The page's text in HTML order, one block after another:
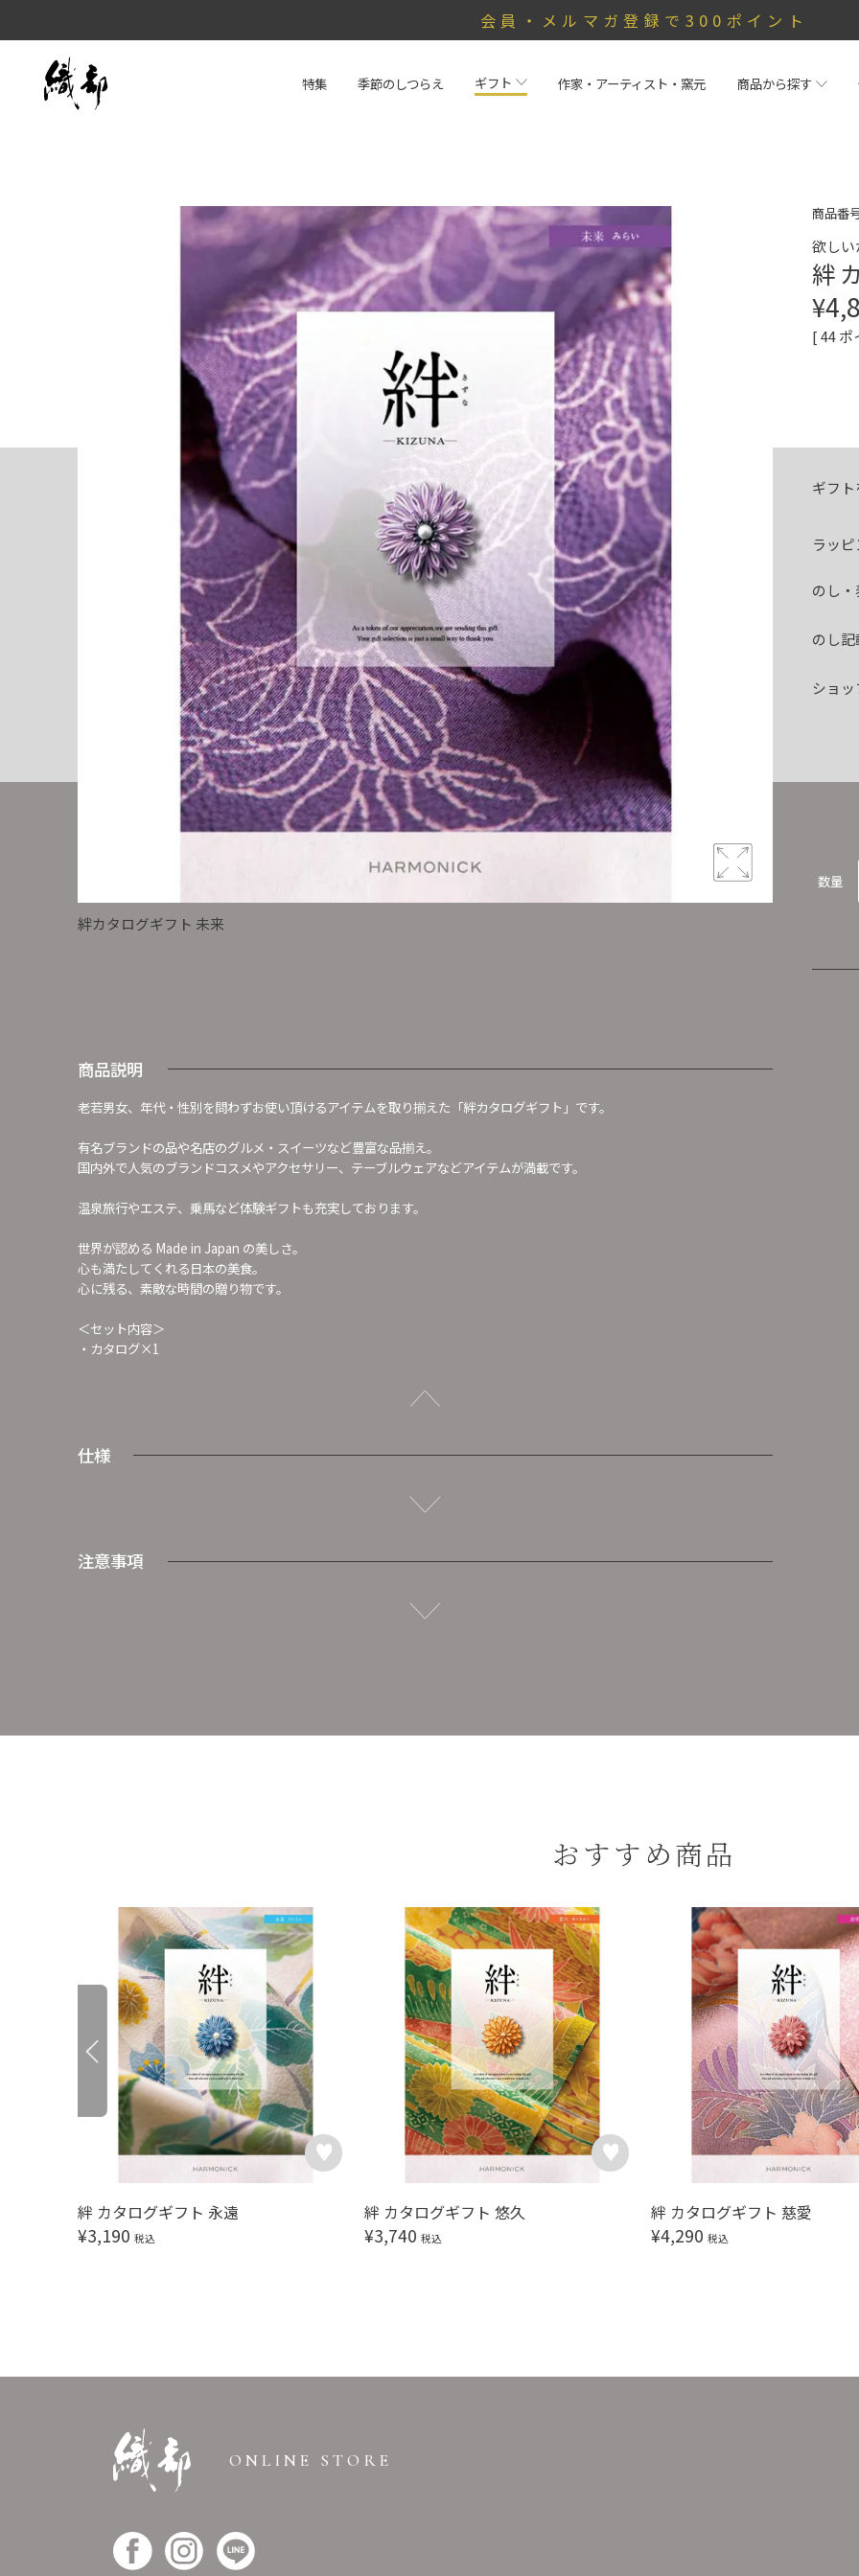
会員・メルマガ登録で300ポイント
特集 季節のしつらえ ギフト 作家・アーティスト・窯元 商品から探す
絆カタログギフト 未来
商品説明
老若男女、年代・性別を問わずお使い頂けるアイテムを取り揃えた「絆カタログギフト」です。
有名ブランドの品や名店のグルメ・スイーツなど豊富な品揃え。
国内外で人気のブランドコスメやアクセサリー、テーブルウェアなどアイテムが満載です。
温泉旅行やエステ、乗馬など体験ギフトも充実しております。
世界が認める Made in Japan の美しさ。
心も満たしてくれる日本の美食。
心に残る、素敵な時間の贈り物です。
＜セット内容＞
・カタログ×1
仕様
注意事項
商品番
欲しい
絆
¥
[44 ポ
ギフ
ラッ
のし・
のし記
ショ
数量
おすすめ商品
絆 カタログギフト 永遠
¥3,190 税込
絆 カタログギフト 悠久
¥3,740 税込
絆 カタログギフト 慈愛
¥4,290 税込
ONLINE STORE